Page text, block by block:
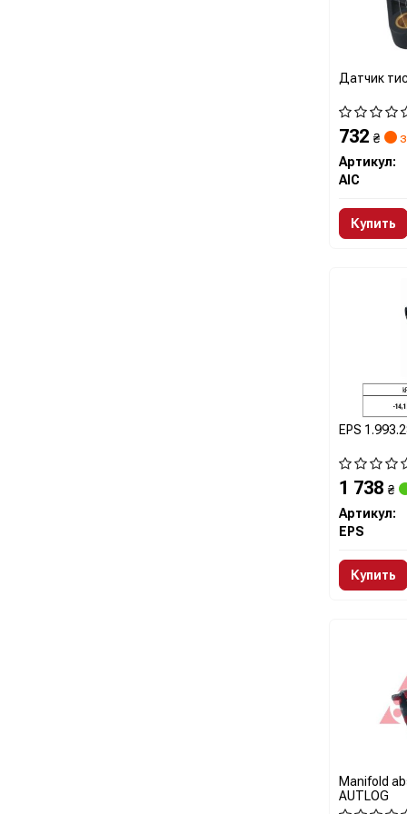
Датчик
732 ₴
Артикул:
AIC
Купить
EPS
1 738 ₴
Артикул:
EPS
Купить
Manifold
AUTLOG